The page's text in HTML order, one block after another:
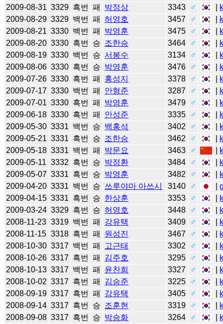
2009-08-31 3329 흑번 패 박정상 3343 ♂
2009-08-29 3329 백번 패 허영호 3457 ♂
2009-08-21 3330 백번 패 박영훈 3475 ♂
2009-08-20 3330 흑번 승 조한승 3464 ♂
2009-08-19 3330 백번 승 서봉수 3134 ♂
2009-08-06 3330 흑번 승 박영훈 3476 ♂
2009-07-26 3330 흑번 패 홍성지 3378 ♂
2009-07-17 3330 백번 패 안형준 3287 ♂
2009-07-01 3330 흑번 패 박영훈 3479 ♂
2009-06-18 3330 흑번 패 안성준 3335 ♂
2009-05-30 3331 백번 승 백홍석 3402 ♂
2009-05-21 3331 흑번 승 조한승 3462 ♂
2009-05-18 3331 백번 패 박문요 3463 ♂
2009-05-11 3332 흑번 승 박정환 3484 ♂
2009-05-07 3331 흑번 승 박영훈 3482 ♂
2009-04-20 3331 백번 승 쓰루야마 아쓰시 3140 ♂ |
2009-04-15 3331 흑번 승 한상훈 3353 ♂
2009-03-24 3329 흑번 승 허영호 3448 ♂
2008-11-23 3319 백번 패 강유택 3409 ♂
2008-11-15 3318 흑번 패 원성진 3467 ♂
2008-10-30 3317 백번 패 고근태 3302 ♂
2008-10-26 3317 흑번 패 김주호 3295 ♂
2008-10-13 3317 백번 패 윤찬희 3327 ♂
2008-10-02 3317 흑번 패 김승준 3225 ♂
2008-09-19 3317 흑번 패 강유택 3405 ♂
2008-09-14 3317 흑번 승 조훈현 3319 ♂
2008-09-08 3317 흑번 승 박승화 3264 ♂